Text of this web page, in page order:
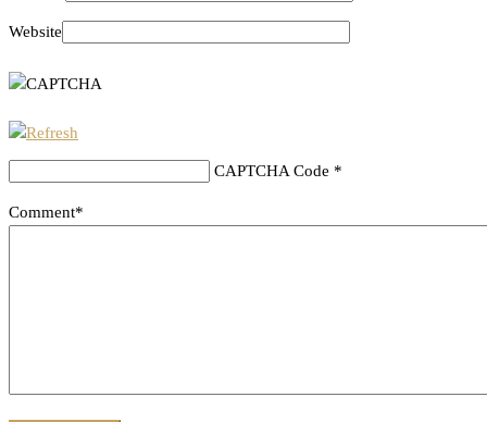
Website
CAPTCHA Code *
Comment*